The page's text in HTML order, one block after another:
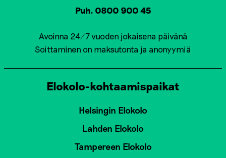
Puh. 0800 900 45
Avoinna 24/7 vuoden jokaisena päivänä
Soittaminen on maksutonta ja anonyymiä
Elokolo-kohtaamispaikat
Helsingin Elokolo
Lahden Elokolo
Tampereen Elokolo